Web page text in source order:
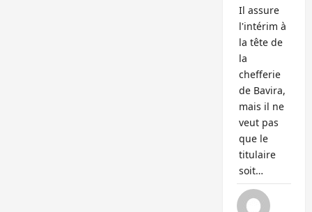
Il assure
l'intérim à
la tête de
la
chefferie
de Bavira,
mais il ne
veut pas
que le
titulaire
soit…